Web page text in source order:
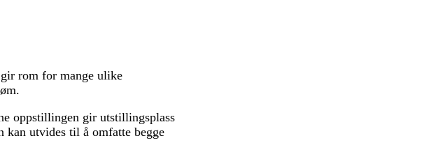
rom for mange ulike
oppstillingen gir utstillingsplass
kan utvides til å omfatte begge